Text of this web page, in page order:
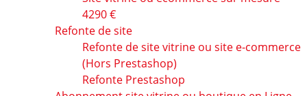
4290 €
Refonte de site
Refonte de site vitrine ou site e-commerce
(Hors Prestashop)
Refonte Prestashop